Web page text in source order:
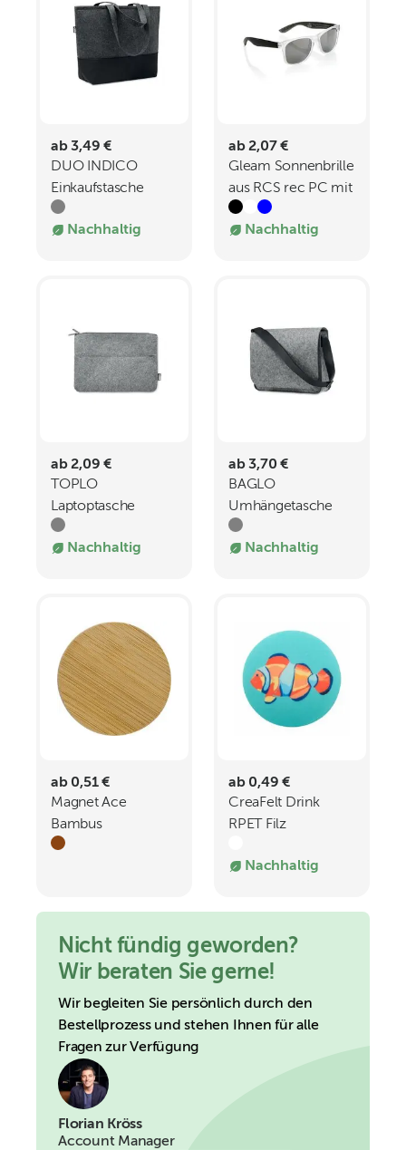
ab 3,49 €
DUO INDICO
Einkaufstasche
RPET-Filz
Nachhaltig
ab 2,07 €
Gleam Sonnenbrille
aus RCS rec PC mit
verspiegelten
Gläsern
Nachhaltig
ab 2,09 €
TOPLO
Laptoptasche
RPET-Filz
Nachhaltig
ab 3,70 €
BAGLO
Umhängetasche
aus RPET-Filz
Nachhaltig
ab 0,51 €
Magnet Ace
Bambus
Flaschenöffner
ab 0,49 €
CreaFelt Drink
RPET Filz
Nachhaltig
Nicht fündig geworden?
Wir beraten Sie gerne!
Wir begleiten Sie persönlich durch den
Bestellprozess und stehen Ihnen für alle
Fragen zur Verfügung
Florian Kröss
Account Manager